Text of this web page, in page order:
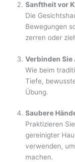
Sanftheit vor
Die
Bewegungen
zerren oder
Verbinden Sie
Wie beim
Tiefe,
Übung.
Saubere
Praktizieren
gereinigter
verwenden,
machen.